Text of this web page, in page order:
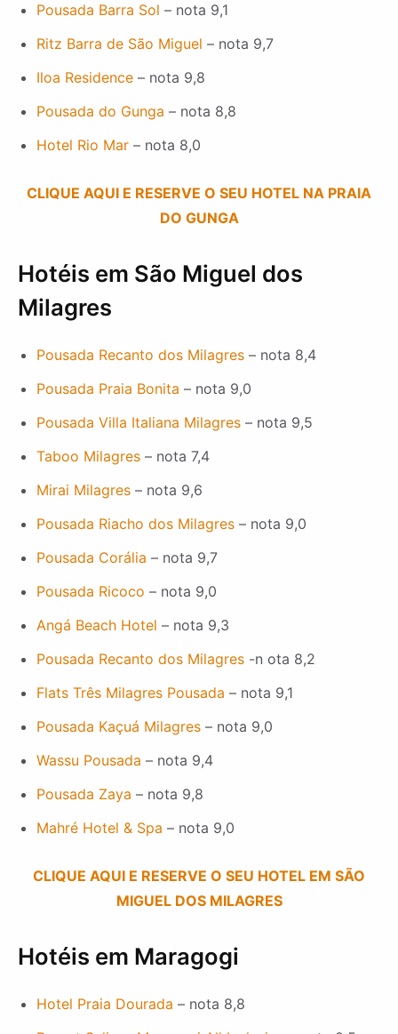
Pousada Barra Sol – nota 9,1
Ritz Barra de São Miguel – nota 9,7
Iloa Residence – nota 9,8
Pousada do Gunga – nota 8,8
Hotel Rio Mar – nota 8,0
CLIQUE AQUI E RESERVE O SEU HOTEL NA PRAIA
DO GUNGA
Hotéis em São Miguel dos
Milagres
Pousada Recanto dos Milagres – nota 8,4
Pousada Praia Bonita – nota 9,0
Pousada Villa Italiana Milagres – nota 9,5
Taboo Milagres – nota 7,4
Mirai Milagres – nota 9,6
Pousada Riacho dos Milagres – nota 9,0
Pousada Corália – nota 9,7
Pousada Ricoco – nota 9,0
Angá Beach Hotel – nota 9,3
Pousada Recanto dos Milagres -n ota 8,2
Flats Três Milagres Pousada – nota 9,1
Pousada Kaçuá Milagres – nota 9,0
Wassu Pousada – nota 9,4
Pousada Zaya – nota 9,8
Mahré Hotel & Spa – nota 9,0
CLIQUE AQUI E RESERVE O SEU HOTEL EM SÃO
MIGUEL DOS MILAGRES
Hotéis em Maragogi
Hotel Praia Dourada – nota 8,8